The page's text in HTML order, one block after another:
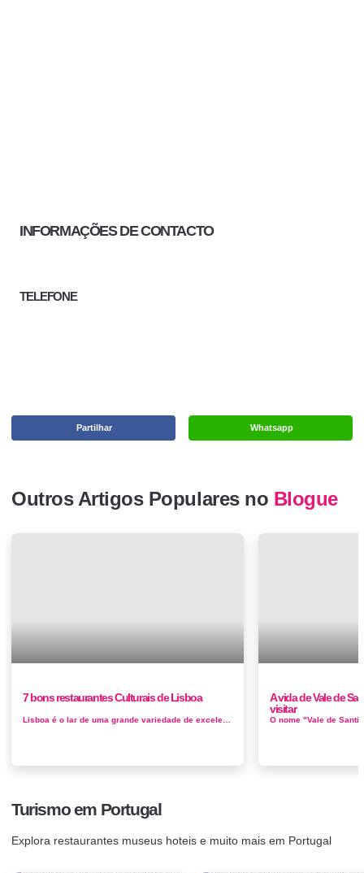
INFORMAÇÕES DE CONTACTO
TELEFONE
Whatsapp
Partilhar
Outros Artigos Populares no Blogue
7 bons restaurantes Culturais de Lisboa
Lisboa é o lar de uma grande variedade de excelentes restaurantes que se baseiam no magnífico marisco do Atlântico e nas frutas e ...
A vida de Vale de
visitar
Turismo em Portugal
Explora restaurantes museus hoteis e muito mais em Portugal